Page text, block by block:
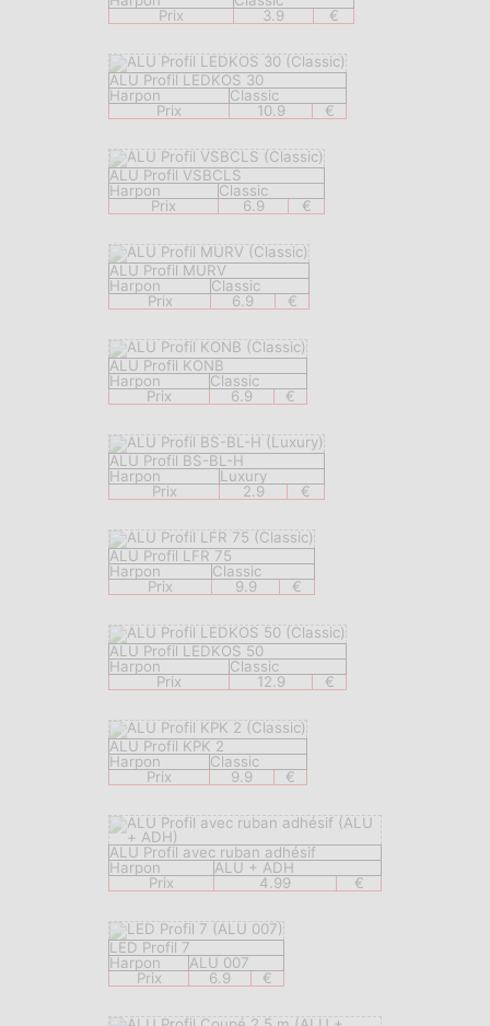
Prix
3.9 €
ALU Profil LEDKOS 30
Harpon
Classic
Prix
10.9 €
ALU Profil VSBCLS
Harpon
Classic
Prix
6.9 €
ALU Profil MURV
Harpon
Classic
Prix
6.9 €
ALU Profil KONB
Harpon
Classic
Prix
6.9 €
ALU Profil BS-BL-H
Harpon
Luxury
Prix
2.9 €
ALU Profil LFR 75
Harpon
Classic
Prix
9.9 €
ALU Profil LEDKOS 50
Harpon
Classic
Prix
12.9 €
ALU Profil KPK 2
Harpon
Classic
Prix
9.9 €
ALU Profil avec ruban adhésif
Harpon
ALU + ADH
Prix
4.99 €
LED Profil 7
Harpon
ALU 007
Prix
6.9 €